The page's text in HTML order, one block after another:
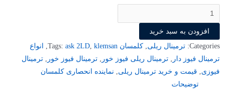
ترمینال
فیوز
خور
ASK
2LD
24V
افزودن به سبد خرید
Categories: ترمینال ریلی, کلمسان Tags: ask 2LD, klemsan
,
انواع
ترمینال فیوز دار , ترمینال ریلی فیوز خور , ترمینال فیوز خور , ترمینال
فیوزی, قیمت و خرید ترمینال ریلی, نماینده انحصاری کلمسان
توضیحات